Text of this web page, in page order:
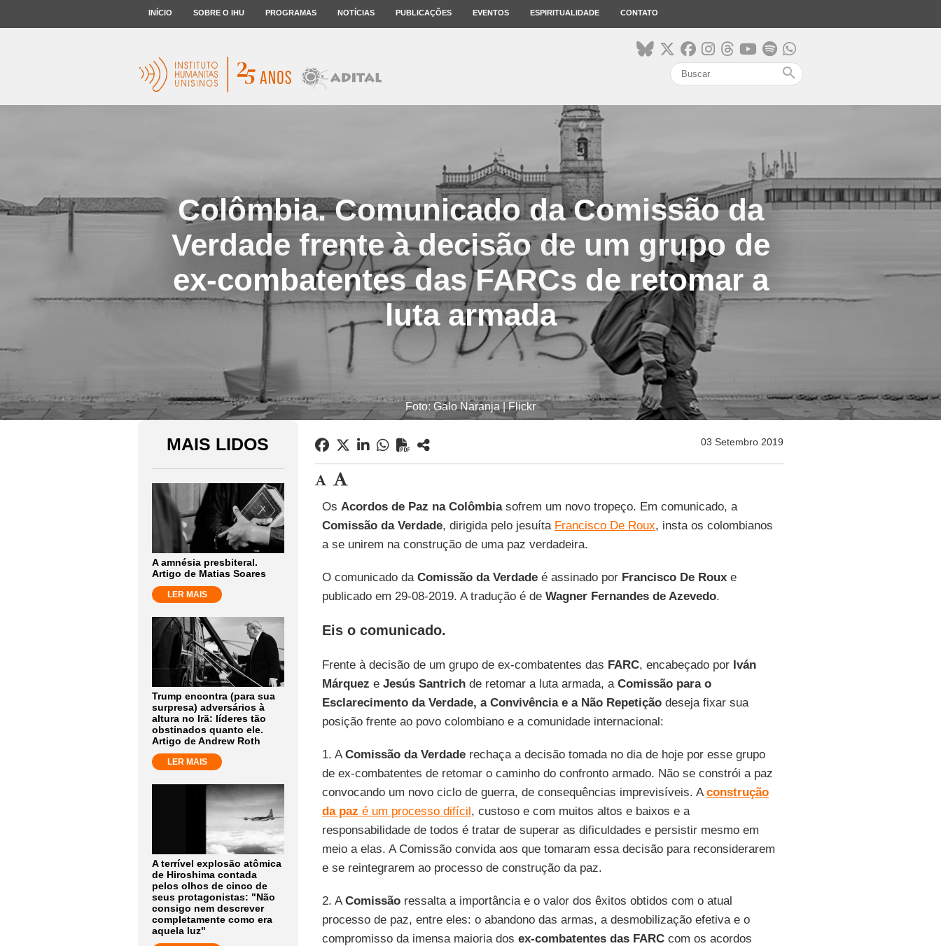
INÍCIO SOBRE O IHU PROGRAMAS NOTÍCIAS PUBLICAÇÕES EVENTOS ESPIRITUALIDADE CONTATO
search
Colômbia. Comunicado da Comissão da
Verdade frente à decisão de um grupo de
ex-combatentes das FARCs de retomar a
luta armada
Foto: Galo Naranja | Flickr
MAIS LIDOS
A amnésia presbiteral.
Artigo de Matias Soares
LER MAIS
Trump encontra (para sua
surpresa) adversários à
altura no Irã: líderes tão
obstinados quanto ele.
Artigo de Andrew Roth
LER MAIS
A terrível explosão atômica
de Hiroshima contada
pelos olhos de cinco de
seus protagonistas: "Não
consigo nem descrever
completamente como era
aquela luz"
03 Setembro 2019
Os Acordos de Paz na Colômbiasofrem um novo tropeço. Em comunicado, a
Comissão da Verdade, dirigida pelo jesuíta Francisco De Roux, insta os colombianos
a se unirem na construção de uma paz verdadeira.
O comunicado da Comissão da Verdadeé assinado por Francisco De Rouxe
publicado em 29-08-2019. A tradução é de Wagner Fernandes de Azevedo.
Eis o comunicado.
Frente à decisão de um grupo de ex-combatentes das FARC, encabeçado por Iván
Márquez e Jesús Santrichde retomar a luta armada, a Comissão para o
Esclarecimento da Verdade, a Convivência e a Não Repetiçãodeseja fixar sua
posição frente ao povo colombiano e a comunidade internacional:
1. AComissão da Verdaderechaça a decisão tomada no dia de hoje por esse grupo
de ex-combatentes de retomar o caminho do confronto armado. Não se constrói a paz
convocando um novo ciclo de guerra, de consequências imprevisíveis. Aconstrução
da paz é um processo difícil, custoso e com muitos altos e baixos e a
responsabilidade de todos é tratar de superar as dificuldades e persistir mesmo em
meio a elas. A Comissão convida aos que tomaram essa decisão para reconsiderarem
e se reintegrarem ao processo de construção da paz.
2. AComissãoressalta a importância e o valor dos êxitos obtidos com o atual
processo de paz, entre eles: o abandono das armas, a desmobilização efetiva e o
compromisso da imensa maioria dos ex-combatentes das FARCcom os acordos